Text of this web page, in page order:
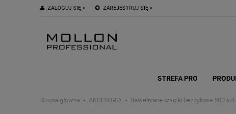
ZAREJESTRUJ SIĘ >
ZALOGUJ SIĘ >
STREFA PRO
Strona główna AKCESORIA Bawełniane waciki bezpyłowe 500 szt